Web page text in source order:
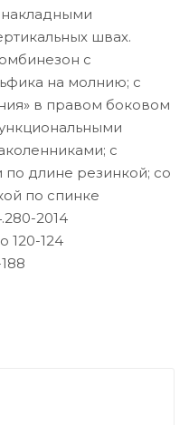
швах.
с
на молнию; с
в правом боковом
с
длине резинкой; со
по спинке
2014
120-124